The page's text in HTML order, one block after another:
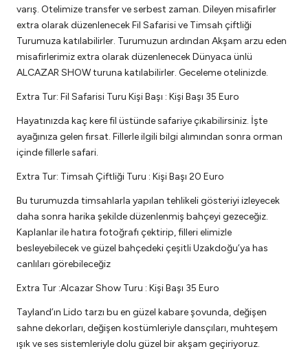
varış. Otelimize transfer ve serbest zaman. Dileyen misafirler
extra olarak düzenlenecek Fil Safarisi ve Timsah çiftliği
Turumuza katılabilirler. Turumuzun ardından Akşam arzu eden
misafirlerimiz extra olarak düzenlenecek Dünyaca ünlü
ALCAZAR SHOW turuna katılabilirler. Geceleme otelinizde.
Extra Tur: Fil Safarisi Turu Kişi Başı : Kişi Başı 35 Euro
Hayatınızda kaç kere fil üstünde safariye çıkabilirsiniz. İşte
ayağınıza gelen fırsat. Fillerle ilgili bilgi alımından sonra orman
içinde fillerle safari.
Extra Tur: Timsah Çiftliği Turu : Kişi Başı 20 Euro
Bu turumuzda timsahlarla yapılan tehlikeli gösteriyi izleyecek
daha sonra harika şekilde düzenlenmiş bahçeyi gezeceğiz.
Kaplanlar ile hatıra fotoğrafı çektirip, filleri elimizle
besleyebilecek ve güzel bahçedeki çeşitli Uzakdoğu’ya has
canlıları görebileceğiz
Extra Tur :Alcazar Show Turu : Kişi Başı 35 Euro
Tayland’ın Lido tarzı bu en güzel kabare şovunda, değişen
sahne dekorları, değişen kostümleriyle dansçıları, muhteşem
ışık ve ses sistemleriyle dolu güzel bir akşam geçiriyoruz.